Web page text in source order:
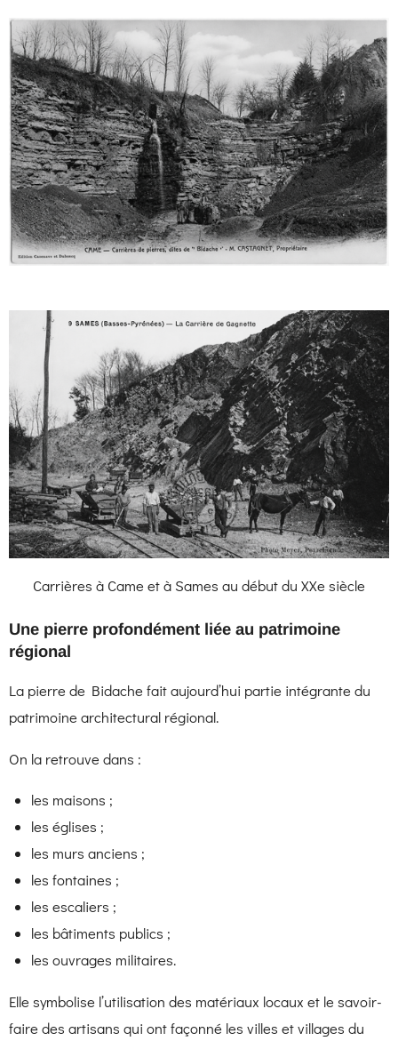
Carrières à Came et à Sames au début du XXe siècle
Une pierre profondément liée au patrimoine
régional
La pierre de Bidache fait aujourd’hui partie intégrante du
patrimoine architectural régional.
On la retrouve dans :
les maisons ;
les églises ;
les murs anciens ;
les fontaines ;
les escaliers ;
les bâtiments publics ;
les ouvrages militaires.
Elle symbolise l’utilisation des matériaux locaux et le savoir-
faire des artisans qui ont façonné les villes et villages du